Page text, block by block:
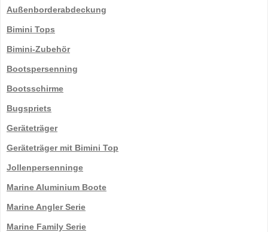
Außenborderabdeckung
Bimini Tops
Bimini-Zubehör
Bootspersenning
Bootsschirme
Bugspriets
Geräteträger
Geräteträger mit Bimini Top
Jollenpersenninge
Marine Aluminium Boote
Marine Angler Serie
Marine Family Serie